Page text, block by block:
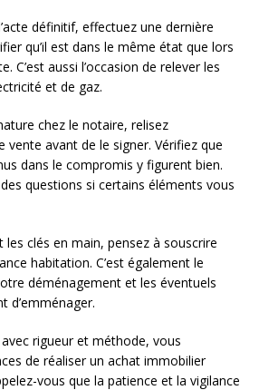
définitif, effectuez une dernière
qu’il est dans le même état que lors
C’est aussi l’occasion de relever les
et de gaz.
chez le notaire, relisez
vente avant de le signer. Vérifiez que
dans le compromis y figurent bien.
questions si certains éléments vous
les clés en main, pensez à souscrire
habitation. C’est également le
déménagement et les éventuels
d’emménager.
rigueur et méthode, vous
de réaliser un achat immobilier
vous que la patience et la vigilance